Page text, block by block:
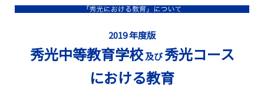
2019 年度版
秀光中等教育学校及び秀光コース
における教育